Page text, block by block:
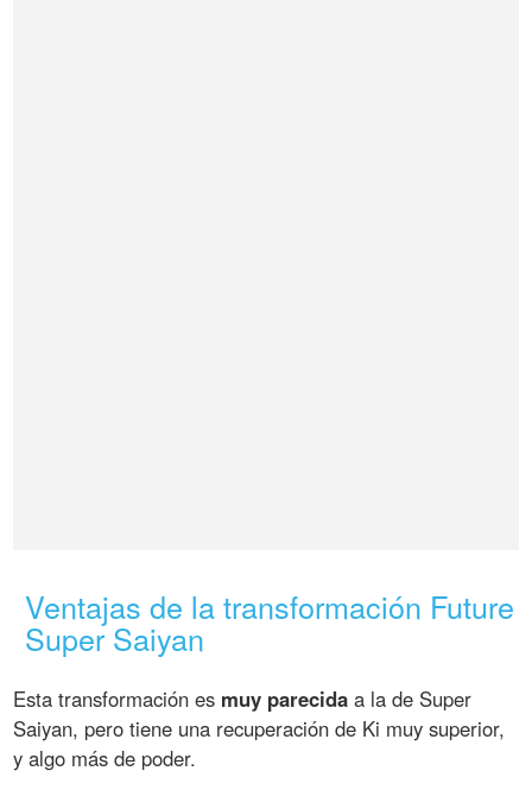
Ventajas de la transformación Future
Super Saiyan
Esta transformación es muy parecida a la de Super
Saiyan, pero tiene una recuperación de Ki muy superior,
y algo más de poder.